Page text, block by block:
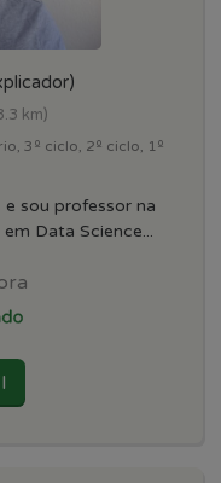
km)
3º ciclo, 2º ciclo, 1º
sou professor na
Data Science...